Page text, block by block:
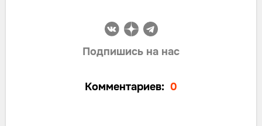
Подпишись на нас
Комментариев: 0